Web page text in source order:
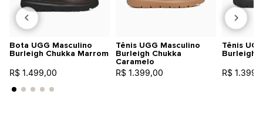
Bota UGG Masculino
Burleigh Chukka Marrom
R$ 1.499,00
Tênis UGG Masculino
Burleigh Chukka
Caramelo
R$ 1.399,00
Tênis
Burleigh
R$